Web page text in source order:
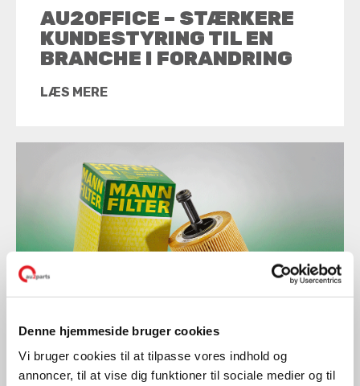
Denne hjemmeside bruger cookies
Vi bruger cookies til at tilpasse vores indhold og
annoncer, til at vise dig funktioner til sociale medier og til
AU2OFFICE – STÆRKERE
KUNDESTYRING TIL EN
BRANCHE I FORANDRING
LÆS MERE